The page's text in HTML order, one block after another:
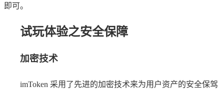
即可。
试玩体验之安全保障
加密技术
imToken 采用了先进的加密技术来为用户资产的安全保驾